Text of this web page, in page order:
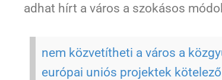
adhat hírt a város a szokásos
nem közvetítheti a város a
európai uniós projektek